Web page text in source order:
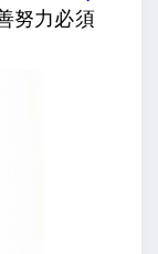
努力必須